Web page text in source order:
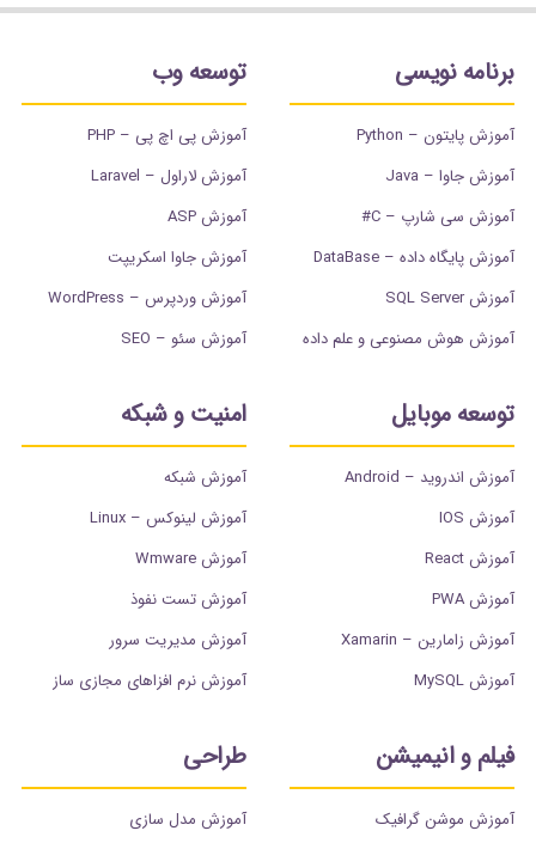
برنامه نویسی
آموزش پایتون – Python
آموزش جاوا – Java
آموزش سی شارپ – C#
آموزش پایگاه داده – DataBase
آموزش SQL Server
آموزش هوش مصنوعی و علم داده
توسعه وب
آموزش پی اچ پی – PHP
آموزش لاراول – Laravel
آموزش ASP
آموزش جاوا اسکریپت
آموزش وردپرس – WordPress
آموزش سئو – SEO
توسعه موبایل
آموزش اندروید – Android
آموزش IOS
آموزش React
آموزش PWA
آموزش زامارین – Xamarin
آموزش MySQL
امنیت و شبکه
آموزش شبکه
آموزش لینوکس – Linux
آموزش Wmware
آموزش تست نفوذ
آموزش مدیریت سرور
آموزش نرم افزاهای مجازی ساز
فیلم و انیمیشن
آموزش موشن گرافیک
طراحی
آموزش مدل سازی